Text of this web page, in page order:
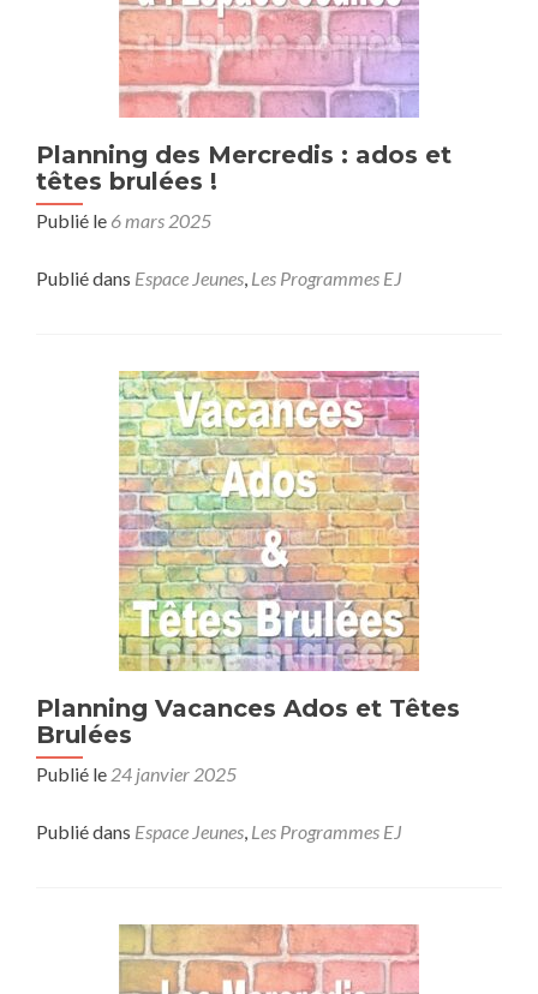
Planning des Mercredis : ados et
têtes brulées !
Publié le 6 mars 2025
Publié dans Espace Jeunes, Les Programmes EJ
Planning Vacances Ados et Têtes
Brulées
Publié le 24 janvier 2025
Publié dans Espace Jeunes, Les Programmes EJ